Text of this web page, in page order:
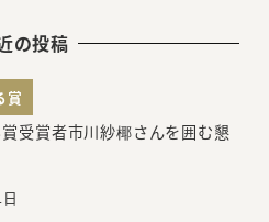
の投稿
賞
受賞者市川紗椰さんを囲む懇